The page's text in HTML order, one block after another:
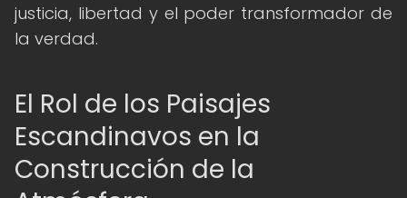
justicia, libertad y el poder transformador de
la verdad.
El Rol de los Paisajes
Escandinavos en la
Construcción de la